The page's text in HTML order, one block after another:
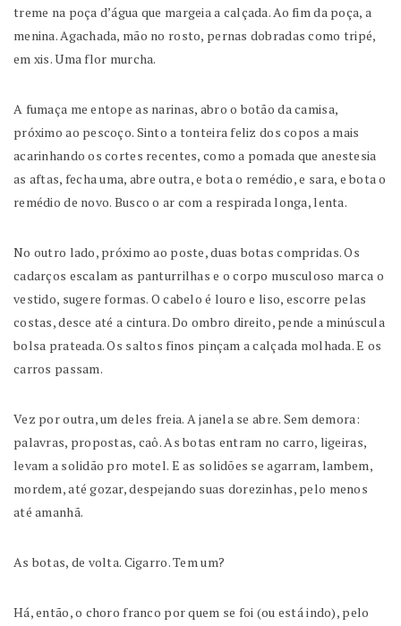
treme na poça d’água que margeia a calçada. Ao fim da poça, a
menina. Agachada, mão no rosto, pernas dobradas como tripé,
em xis. Uma flor murcha.
A fumaça me entope as narinas, abro o botão da camisa,
próximo ao pescoço. Sinto a tonteira feliz dos copos a mais
acarinhando os cortes recentes, como a pomada que anestesia
as aftas, fecha uma, abre outra, e bota o remédio, e sara, e bota o
remédio de novo. Busco o ar com a respirada longa, lenta.
No outro lado, próximo ao poste, duas botas compridas. Os
cadarços escalam as panturrilhas e o corpo musculoso marca o
vestido, sugere formas. O cabelo é louro e liso, escorre pelas
costas, desce até a cintura. Do ombro direito, pende a minúscula
bolsa prateada. Os saltos finos pinçam a calçada molhada. E os
carros passam.
Vez por outra, um deles freia. A janela se abre. Sem demora:
palavras, propostas, caô. As botas entram no carro, ligeiras,
levam a solidão pro motel. E as solidões se agarram, lambem,
mordem, até gozar, despejando suas dorezinhas, pelo menos
até amanhã.
As botas, de volta. Cigarro. Tem um?
Há, então, o choro franco por quem se foi (ou está indo), pelo